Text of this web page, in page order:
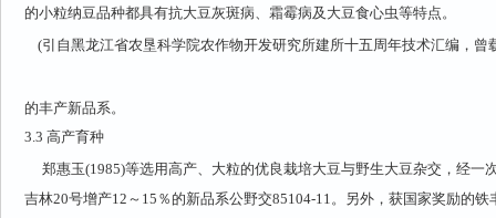
的小粒纳豆品种都具有抗大豆灰斑病、霜霉病及大豆食心虫等特点。
(引自黑龙江省农垦科学院农作物开发研究所建所十五周年技术汇编，曾
的丰产新品系。
3.3 高产育种
郑惠玉(1985)等选用高产、大粒的优良栽培大豆与野生大豆杂交，经一
吉林20号增产12～15％的新品系公野交85104-11。另外，获国家奖励的